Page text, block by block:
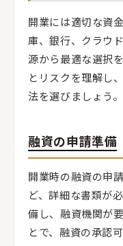
開業には適切な資
庫、銀行、クラウ
源から最適な選択
とリスクを理解し
法を選びましょう。
融資の申請準備
開業時の融資の申
ど、詳細な書類が
備し、融資機関が
とで、融資の承認